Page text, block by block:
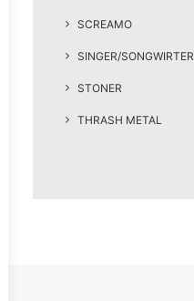
SCREAMO
SINGER/SONGWIRTER
STONER
THRASH METAL